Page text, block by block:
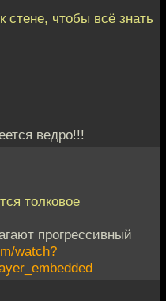
чтобы всё знать
ведро!!!
толковое
прогрессивный
watch?